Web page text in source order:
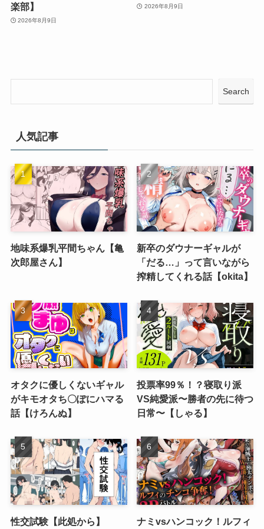
楽部】
2026年8月9日
2026年8月9日
Search
人気記事
地味系爆乳平間ちゃん【亀
次郎屋さん】
新卒のダウナーギャルが
「だる…」って言いながら
搾精してくれる話【okita】
オタクに優しくないギャル
がキモオタち〇ぽにハマる
話【けろんぬ】
投票率99％！？寝取り派
VS純愛派〜勝者の先に待つ
日常〜【しゃる】
性交試験【此処から】
ナミvsハンコック！ルフィ